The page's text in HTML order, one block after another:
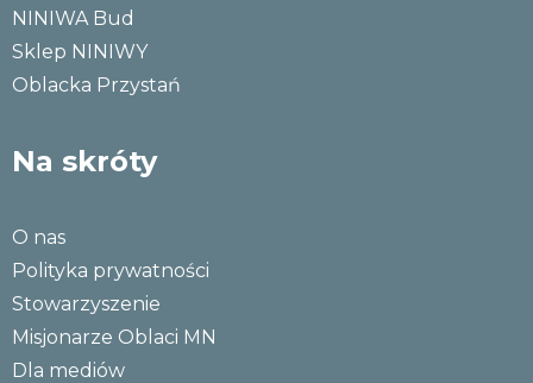
NINIWA Bud
Sklep NINIWY
Oblacka Przystań
Na skróty
O nas
Polityka prywatności
Stowarzyszenie
Misjonarze Oblaci MN
Dla mediów